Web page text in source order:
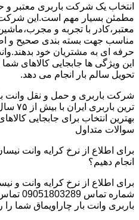
انتخاب یک شرکت باربری معتبر و
مطمئن بسیار مهم است.این شرکت
معتبر،کادر با تجربه و
مناسب جهت بسته بندی صحیح و
حرفه ای به مشتریان خود
این ویژگی ها جابجایی کالاهای
تحویل سالم بار انجام می دهد.
شرکت باربری و حمل و نقل وانت
ترین
بهترین انتخاب برای جابجایی
سوالات متداول
انجام دهیم؟
شماره
باربری وانت بار چاراویماق شما را